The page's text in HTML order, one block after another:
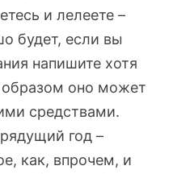
и лелеете –
будет, если вы
напишите хотя
оно может
средствами.
год –
как, впрочем, и